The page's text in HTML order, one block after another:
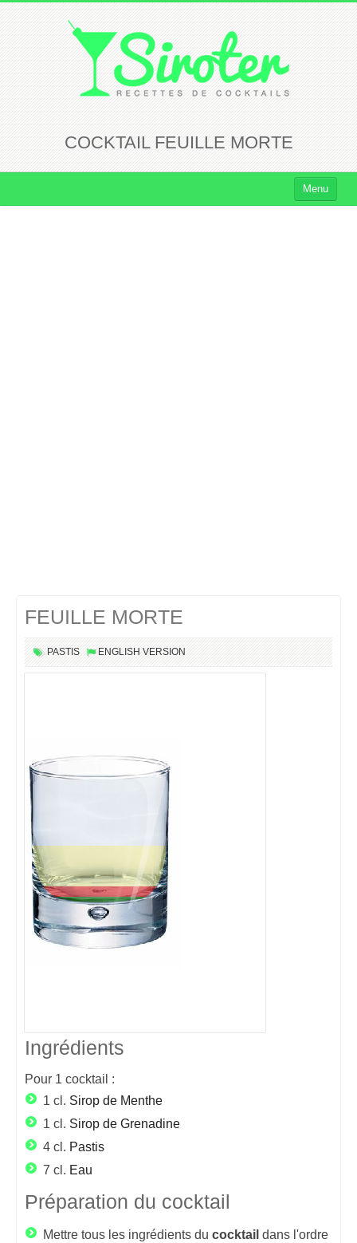
COCKTAIL FEUILLE MORTE
Menu
FEUILLE MORTE
PASTIS ENGLISH VERSION
Ingrédients
Pour 1 cocktail :
1 cl. Sirop de Menthe
1 cl. Sirop de Grenadine
4 cl. Pastis
7 cl. Eau
Préparation du cocktail
Mettre tous les ingrédients du cocktail dans l'ordre